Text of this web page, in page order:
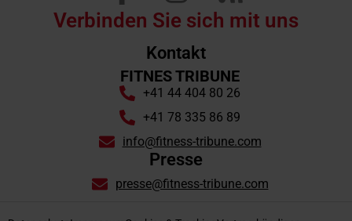
Kontakt
FITNES TRIBUNE
+41 44 404 80 26
+41 78 335 86 89
info@fitness-tribune.com
Presse
presse@fitness-tribune.com
Verbinden Sie sich mit uns